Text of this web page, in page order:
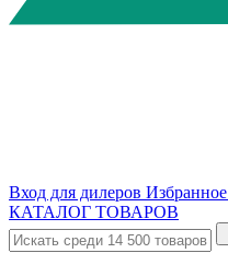
Вход для дилеров Избранное
КАТАЛОГ ТОВАРОВ